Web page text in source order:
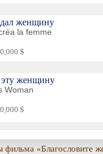
женщину
la femme
$
эту женщину
Woman
$
фильма «Благословите